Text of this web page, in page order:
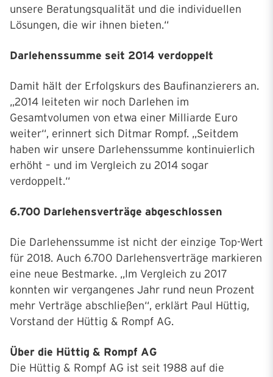
unsere Beratungsqualität und die individuellen
Lösungen, die wir ihnen bieten.“
Darlehenssumme seit 2014 verdoppelt
Damit hält der Erfolgskurs des Baufinanzierers an.
„2014 leiteten wir noch Darlehen im
Gesamtvolumen von etwa einer Milliarde Euro
weiter“, erinnert sich Ditmar Rompf. „Seitdem
haben wir unsere Darlehenssumme kontinuierlich
erhöht – und im Vergleich zu 2014 sogar
verdoppelt.“
6.700 Darlehensverträge abgeschlossen
Die Darlehenssumme ist nicht der einzige Top-Wert
für 2018. Auch 6.700 Darlehensverträge markieren
eine neue Bestmarke. „Im Vergleich zu 2017
konnten wir vergangenes Jahr rund neun Prozent
mehr Verträge abschließen“, erklärt Paul Hüttig,
Vorstand der Hüttig & Rompf AG.
Über die Hüttig & Rompf AG
Die Hüttig & Rompf AG ist seit 1988 auf die